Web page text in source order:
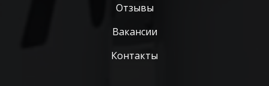
Отзывы
Вакансии
Контакты